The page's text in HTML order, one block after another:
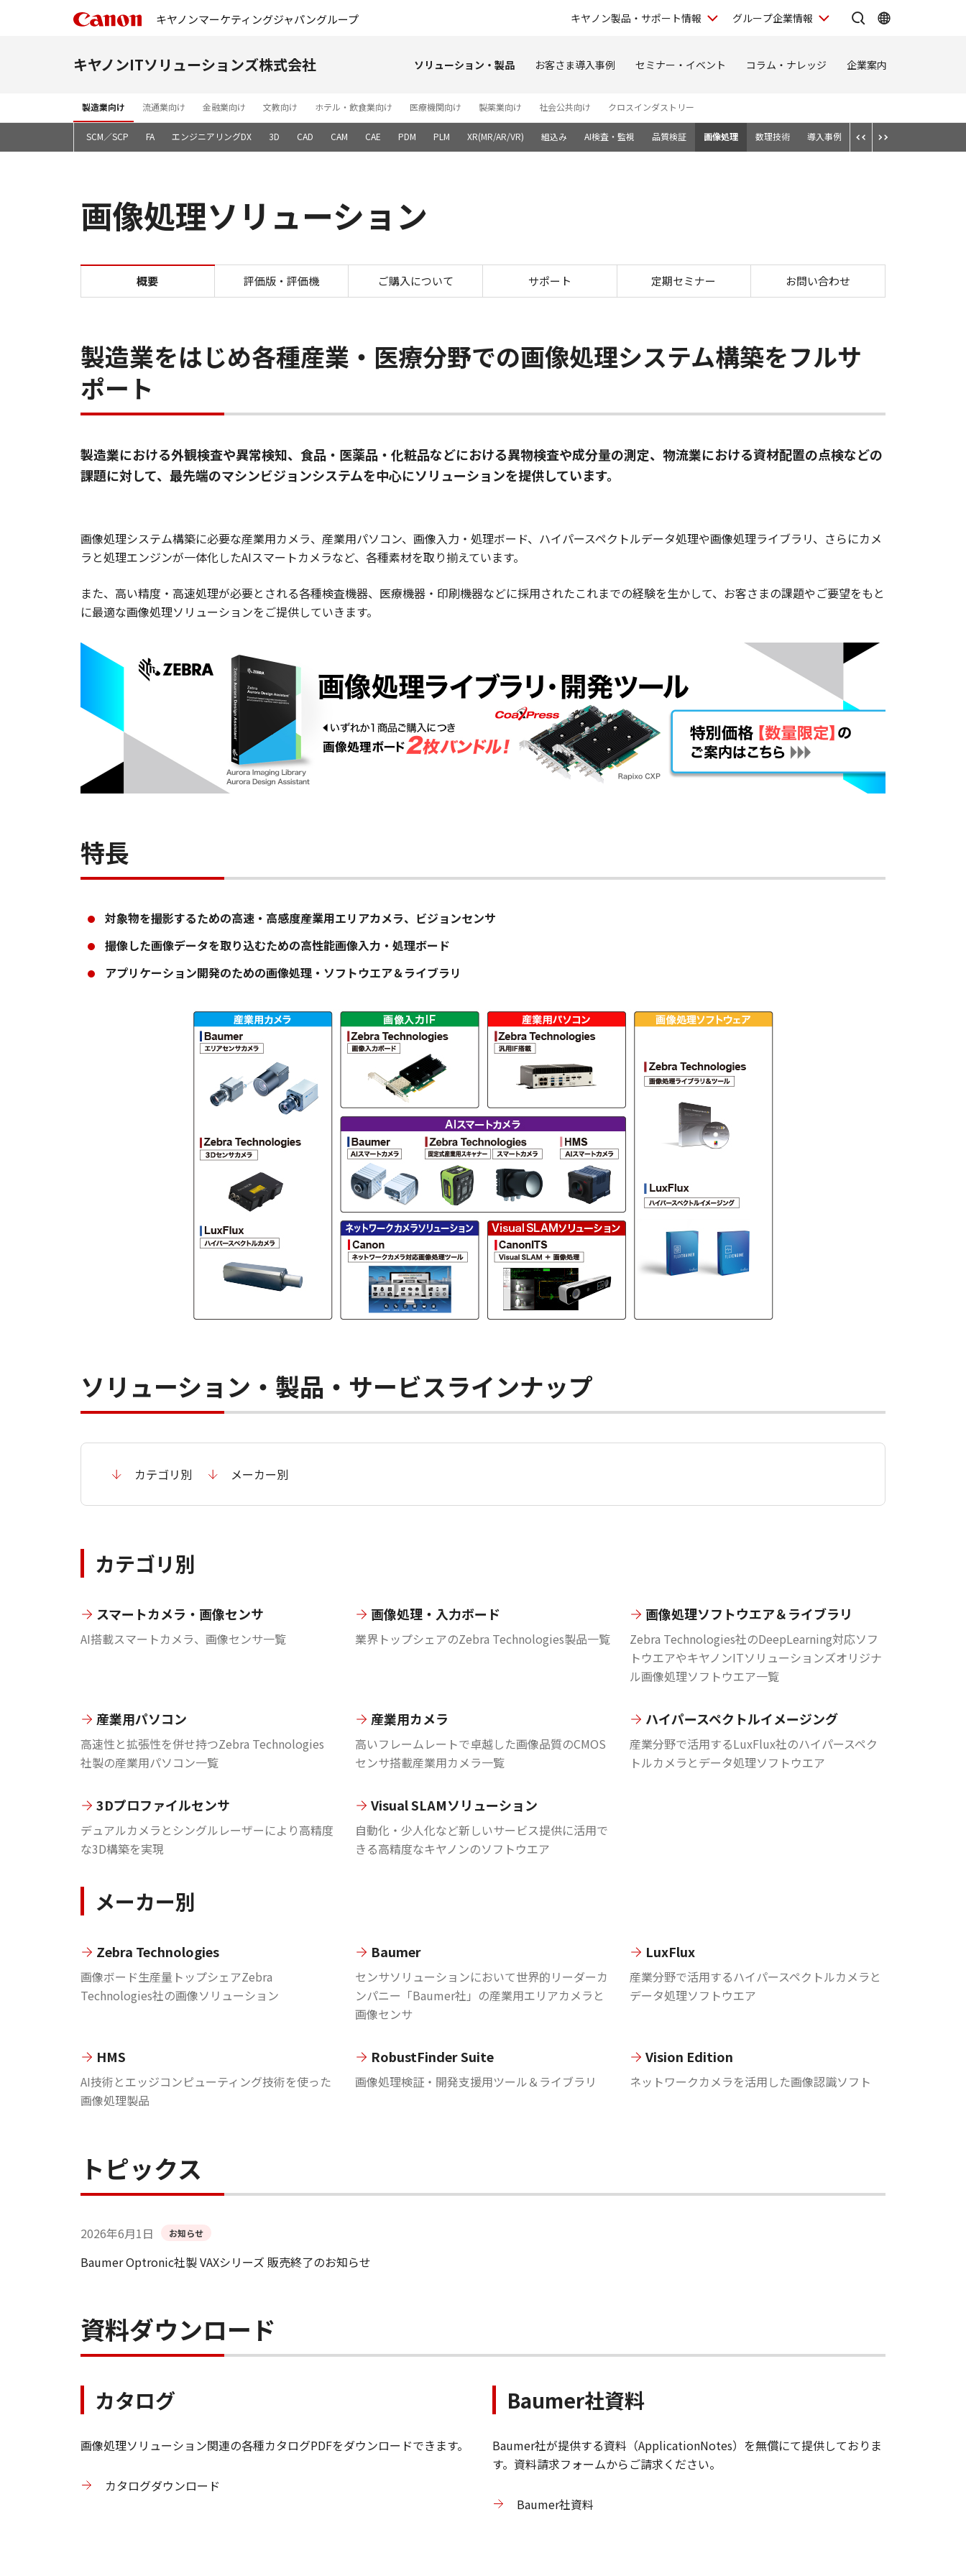
キヤノンマーケティングジャパングループ キヤノン製品・サポート情報 グループ企業情報
キヤノンITソリューションズ株式会社 ソリューション・製品 お客さま導入事例 セミナー・イベント コラム・ナレッジ 企業案内
製造業向け 流通業向け 金融業向け 文教向け ホテル・飲食業向け 医療機関向け 製薬業向け 社会公共向け クロスインダストリー
SCM／SCP FA エンジニアリングDX 3D CAD CAM CAE PDM PLM XR(MR/AR/VR) 組込み AI検査・監視 品質検証 画像処理 数理技術 導入事例
画像処理ソリューション
画像処理ソリューション
概要 評価版・評価機 ご購入について サポート 定期セミナー お問い合わせ
製造業をはじめ各種産業・医療分野での画像処理システム構築をフルサ
ポート
製造業における外観検査や異常検知、食品・医薬品・化粧品などにおける異物検査や成分量の測定、物流業における資材配置の点検などの
課題に対して、最先端のマシンビジョンシステムを中心にソリューションを提供しています。
画像処理システム構築に必要な産業用カメラ、産業用パソコン、画像入力・処理ボード、ハイパースペクトルデータ処理や画像処理ライブラリ、さらにカメ
ラと処理エンジンが一体化したAIスマートカメラなど、各種素材を取り揃えています。
また、高い精度・高速処理が必要とされる各種検査機器、医療機器・印刷機器などに採用されたこれまでの経験を生かして、お客さまの課題やご要望をもと
に最適な画像処理ソリューションをご提供していきます。
特長
対象物を撮影するための高速・高感度産業用エリアカメラ、ビジョンセンサ
撮像した画像データを取り込むための高性能画像入力・処理ボード
アプリケーション開発のための画像処理・ソフトウエア＆ライブラリ
ソリューション・製品・サービスラインナップ
カテゴリ別 メーカー別
カテゴリ別
スマートカメラ・画像センサ
AI搭載スマートカメラ、画像センサ一覧
画像処理・入力ボード
業界トップシェアのZebra Technologies製品一覧
画像処理ソフトウエア＆ライブラリ
Zebra Technologies社のDeepLearning対応ソフ
トウエアやキヤノンITソリューションズオリジナ
ル画像処理ソフトウエア一覧
産業用パソコン
高速性と拡張性を併せ持つZebra Technologies
社製の産業用パソコン一覧
産業用カメラ
高いフレームレートで卓越した画像品質のCMOS
センサ搭載産業用カメラ一覧
ハイパースペクトルイメージング
産業分野で活用するLuxFlux社のハイパースペク
トルカメラとデータ処理ソフトウエア
3Dプロファイルセンサ
デュアルカメラとシングルレーザーにより高精度
な3D構築を実現
Visual SLAMソリューション
自動化・少人化など新しいサービス提供に活用で
きる高精度なキヤノンのソフトウエア
メーカー別
Zebra Technologies
画像ボード生産量トップシェアZebra
Technologies社の画像ソリューション
Baumer
センサソリューションにおいて世界的リーダーカ
ンパニー「Baumer社」の産業用エリアカメラと
画像センサ
LuxFlux
産業分野で活用するハイパースペクトルカメラと
データ処理ソフトウエア
HMS
AI技術とエッジコンピューティング技術を使った
画像処理製品
RobustFinder Suite
画像処理検証・開発支援用ツール＆ライブラリ
Vision Edition
ネットワークカメラを活用した画像認識ソフト
トピックス
2026年6月1日 お知らせ
Baumer Optronic社製 VAXシリーズ 販売終了のお知らせ
資料ダウンロード
カタログ
画像処理ソリューション関連の各種カタログPDFをダウンロードできます。
カタログダウンロード
Baumer社資料
Baumer社が提供する資料（ApplicationNotes）を無償にて提供しておりま
す。資料請求フォームからご請求ください。
Baumer社資料